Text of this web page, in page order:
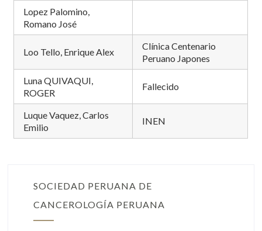
Lopez Palomino,
Romano José
Loo Tello, Enrique Alex
Clínica Centenario
Peruano Japones
Luna QUIVAQUI,
ROGER
Fallecido
Luque Vaquez, Carlos
Emilio
INEN
SOCIEDAD PERUANA DE
CANCEROLOGÍA PERUANA